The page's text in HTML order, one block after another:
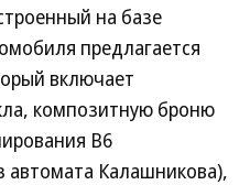
на базе
предлагается
включает
композитную броню
B6
автомата Калашникова),